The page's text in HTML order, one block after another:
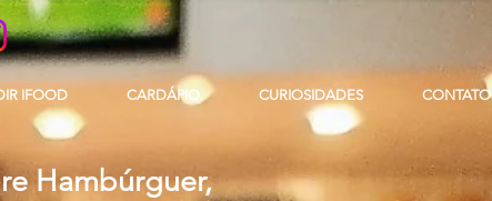
IFOOD CARDÁPIO CURIOSIDADES CONTATO
Hambúrguer,